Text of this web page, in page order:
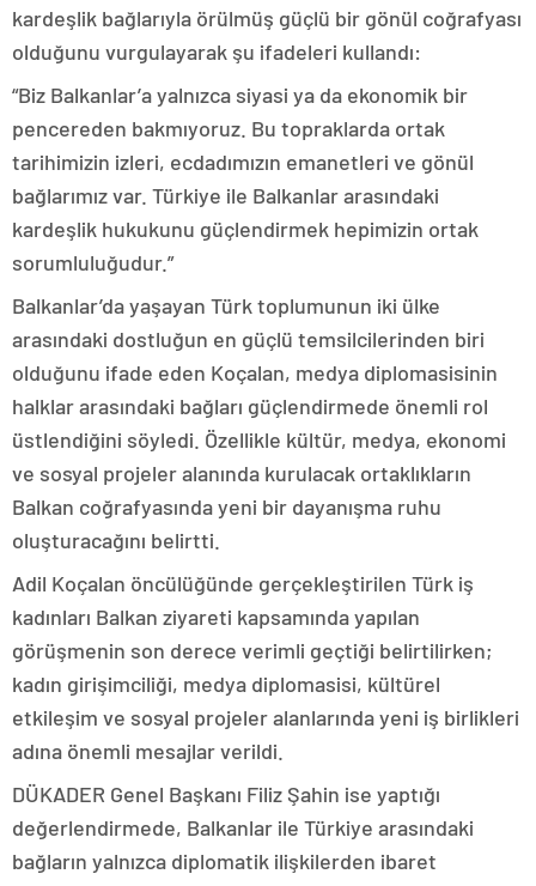
kardeşlik bağlarıyla örülmüş güçlü bir gönül coğrafyası
olduğunu vurgulayarak şu ifadeleri kullandı:
“Biz Balkanlar’a yalnızca siyasi ya da ekonomik bir
pencereden bakmıyoruz. Bu topraklarda ortak
tarihimizin izleri, ecdadımızın emanetleri ve gönül
bağlarımız var. Türkiye ile Balkanlar arasındaki
kardeşlik hukukunu güçlendirmek hepimizin ortak
sorumluluğudur.”
Balkanlar’da yaşayan Türk toplumunun iki ülke
arasındaki dostluğun en güçlü temsilcilerinden biri
olduğunu ifade eden Koçalan, medya diplomasisinin
halklar arasındaki bağları güçlendirmede önemli rol
üstlendiğini söyledi. Özellikle kültür, medya, ekonomi
ve sosyal projeler alanında kurulacak ortaklıkların
Balkan coğrafyasında yeni bir dayanışma ruhu
oluşturacağını belirtti.
Adil Koçalan öncülüğünde gerçekleştirilen Türk iş
kadınları Balkan ziyareti kapsamında yapılan
görüşmenin son derece verimli geçtiği belirtilirken;
kadın girişimciliği, medya diplomasisi, kültürel
etkileşim ve sosyal projeler alanlarında yeni iş birlikleri
adına önemli mesajlar verildi.
DÜKADER Genel Başkanı Filiz Şahin ise yaptığı
değerlendirmede, Balkanlar ile Türkiye arasındaki
bağların yalnızca diplomatik ilişkilerden ibaret